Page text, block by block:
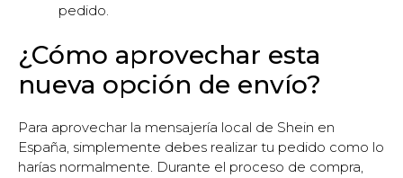
pedido.
¿Cómo aprovechar esta
nueva opción de envío?
Para aprovechar la mensajería local de Shein en
España, simplemente debes realizar tu pedido como lo
harías normalmente. Durante el proceso de compra,